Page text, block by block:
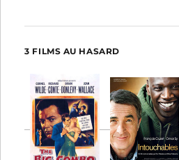
3 FILMS AU HASARD